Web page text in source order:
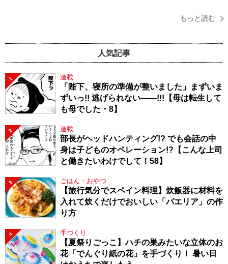
もっと読む
人気記事
1 連載
「陛下、寝所の準備が整いました」まずいま
ずいっ!! 逃げられない――!!!【母は転生して
も母でした・8】
2 連載
部長がヘッドハンティング!? でも会話の中
身は子どものオペレーション!?【こんな上司
と働きたいわけでして！58】
3 ごはん・おやつ
【旅行気分でスペイン料理】炊飯器に材料を
入れて炊くだけでおいしい「パエリア」の作
り方
4 手づくり
【夏祭りごっこ】ハチの巣みたいな立体のお
花「でんぐり紙の花」を手づくり！ 暑い日